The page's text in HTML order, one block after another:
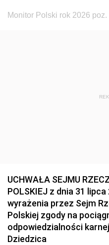
Monitor Polski rok 2026 poz.
UCHWAŁA SEJMU
POLSKIEJ z dnia 31
wyrażenia przez Sejm
Polskiej zgody na
odpowiedzialności
Dziedzica